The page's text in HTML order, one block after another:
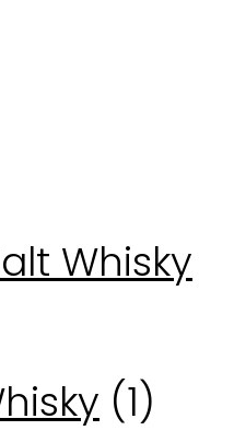
Whisky
(1)